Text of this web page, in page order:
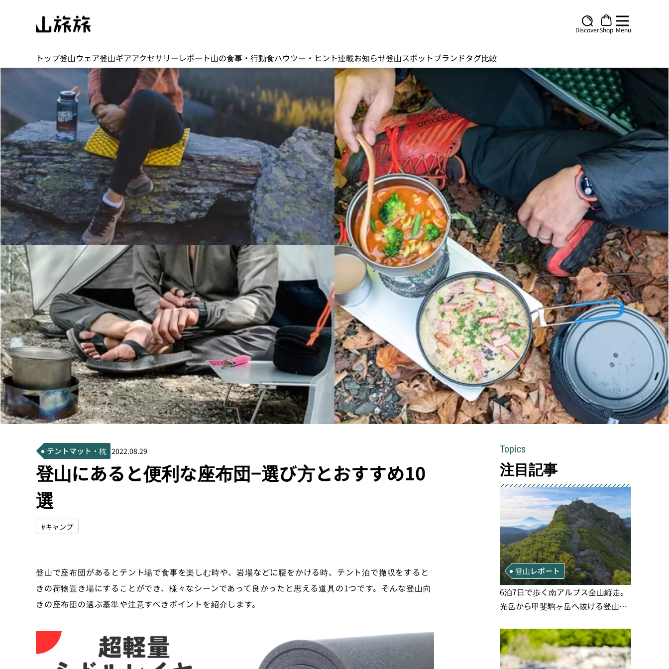
DiscoverShop Menu
トップ登山ウェア登山ギアアクセサリーレポート山の食事・行動食ハウツー・ヒント連載お知らせ登山スポットブランドタグ比較
テントマット・枕 2022.08.29
登山にあると便利な座布団−選び方とおすすめ10
選
#キャンプ
登山で座布団があるとテント場で食事を楽しむ時や、岩場などに腰をかける時、テント泊で撤収をすると
きの荷物置き場にすることができ、様々なシーンであって良かったと思える道具の1つです。そんな登山向
きの座布団の選ぶ基準や注意すべきポイントを紹介します。
Topics
注目記事
登山レポート
6泊7日で歩く南アルプス全山縦走。
光岳から甲斐駒ヶ岳へ抜ける登山の